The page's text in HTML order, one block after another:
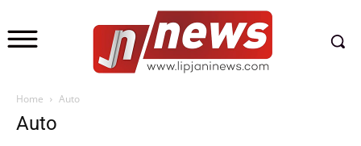
Home Auto
Auto